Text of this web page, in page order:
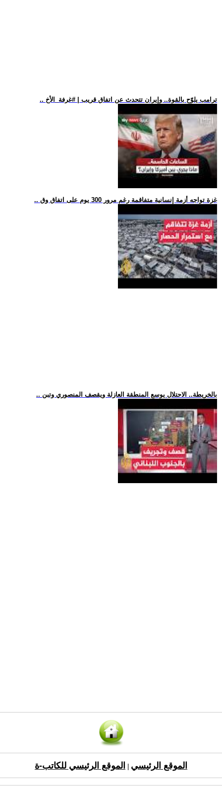
.. ترامب يلوّح بالقوة.. وإيران تتحدث عن اتفاق قريب | #غرفة_الأخ
.. غزة تواجه أزمة إنسانية متفاقمة رغم مرور 300 يوم على اتفاق وق
.. بالخريطة.. الاحتلال يوسع المنطقة العازلة ويقصف المنصوري وتبن
الموقع الرئيسي الموقع الرئيسي للكاتب-ة